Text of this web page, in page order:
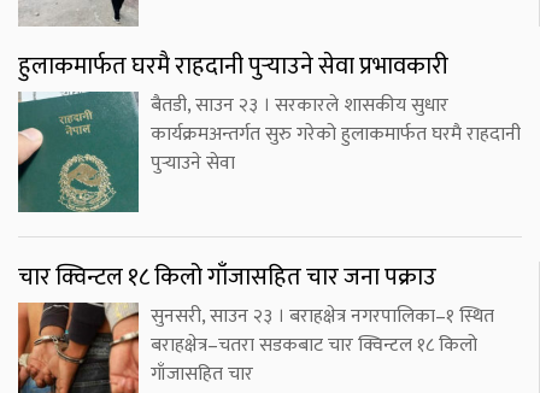
हुलाकमार्फत घरमै राहदानी पुर्‍याउने सेवा प्रभावकारी
बैतडी, साउन २३ । सरकारले शासकीय सुधार
कार्यक्रमअन्तर्गत सुरु गरेको हुलाकमार्फत घरमै राहदानी
पुर्‍याउने सेवा
चार क्विन्टल १८ किलो गाँजासहित चार जना पक्राउ
सुनसरी, साउन २३ । बराहक्षेत्र नगरपालिका–१ स्थित
बराहक्षेत्र–चतरा सडकबाट चार क्विन्टल १८ किलो
गाँजासहित चार